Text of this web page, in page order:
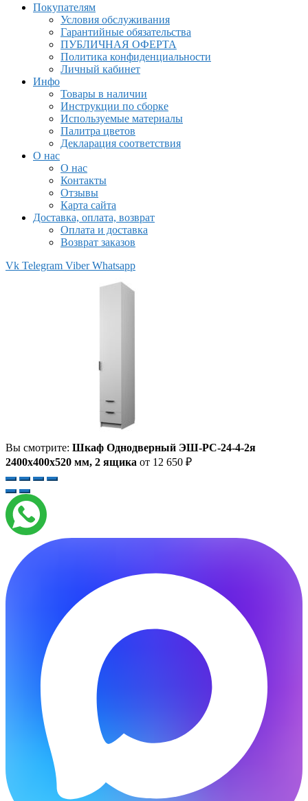
Покупателям
Условия обслуживания
Гарантийные обязательства
ПУБЛИЧНАЯ ОФЕРТА
Политика конфиденциальности
Личный кабинет
Инфо
Товары в наличии
Инструкции по сборке
Используемые материалы
Палитра цветов
Декларация соответствия
О нас
О нас
Контакты
Отзывы
Карта сайта
Доставка, оплата, возврат
Оплата и доставка
Возврат заказов
Vk Telegram Viber Whatsapp
Вы смотрите: Шкаф Однодверный ЭШ-РС-24-4-2я
2400x400x520 мм, 2 ящика от 12 650 ₽